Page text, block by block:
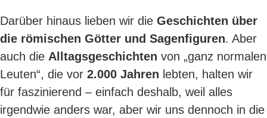
Darüber hinaus lieben wir die Geschichten über
die römischen Götter und Sagenfiguren. Aber
auch die Alltagsgeschichten von „ganz normalen
Leuten“, die vor 2.000 Jahren lebten, halten wir
für faszinierend – einfach deshalb, weil alles
irgendwie anders war, aber wir uns dennoch in die